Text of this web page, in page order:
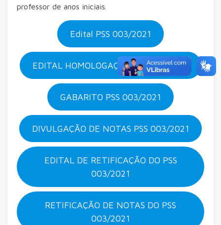
professor de anos iniciais.
Edital PSS 003/2021
EDITAL HOMOLOGAÇÃO PSS 003/2021
GABARITO PSS 003/2021
DIVULGAÇÃO DE NOTAS PSS 003/2021
EDITAL DE RETIFICAÇÃO DO PSS
003/2021
RETIFICAÇÃO DE NOTAS DO PSS
003/2021